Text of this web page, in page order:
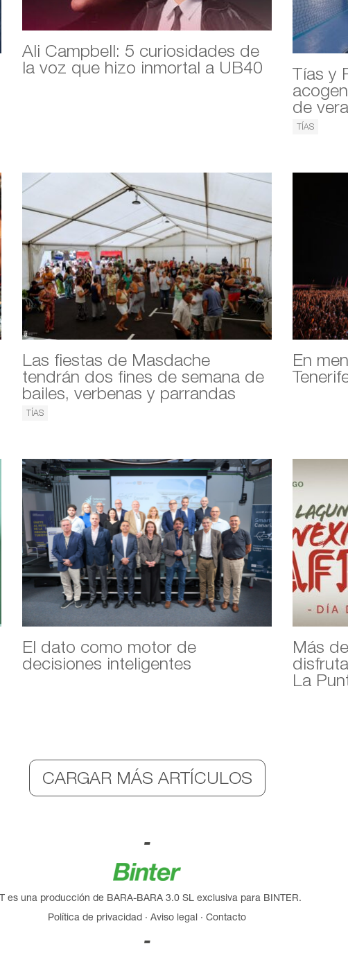
Ali Campbell: 5 curiosidades de
la voz que hizo inmortal a UB40
Tías y
de
TÍAS
Las fiestas de Masdache
tendrán dos fines de semana de
bailes, verbenas y parrandas
TÍAS
En
El dato como motor de
decisiones inteligentes
Más
La
es una producción de BARA-BARA 3.0 SL exclusiva para BINTER.
Política de privacidad · Aviso legal · Contacto